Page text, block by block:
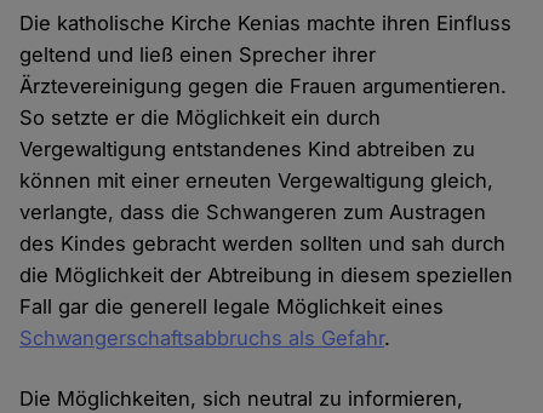
Die katholische Kirche Kenias machte ihren Einfluss
geltend und ließ einen Sprecher ihrer
Ärztevereinigung gegen die Frauen argumentieren.
So setzte er die Möglichkeit ein durch
Vergewaltigung entstandenes Kind abtreiben zu
können mit einer erneuten Vergewaltigung gleich,
verlangte, dass die Schwangeren zum Austragen
des Kindes gebracht werden sollten und sah durch
die Möglichkeit der Abtreibung in diesem speziellen
Fall gar die generell legale Möglichkeit eines
Schwangerschaftsabbruchs als Gefahr.
Die Möglichkeiten, sich neutral zu informieren,